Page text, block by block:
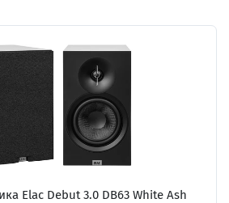
Elac Debut 3.0 DB63 White Ash